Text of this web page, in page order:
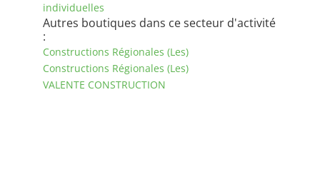
individuelles
Autres boutiques dans ce secteur d'activité
:
Constructions Régionales (Les)
Constructions Régionales (Les)
VALENTE CONSTRUCTION